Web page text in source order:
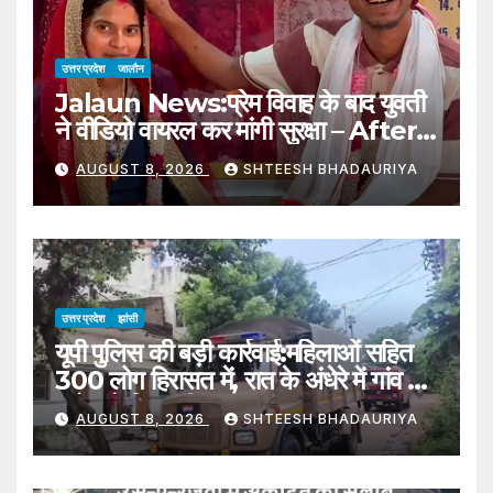
उत्तर प्रदेश जालौन
Jalaun News:प्रेम विवाह के बाद युवती
ने वीडियो वायरल कर मांगी सुरक्षा – After
A Love Marriage, A Young
Woman Sought Protection
By Making A Video Go Viral
AUGUST 8, 2026 SHTEESH BHADAURIYA
उत्तर प्रदेश झांसी
यूपी पुलिस की बड़ी कार्रवाई:महिलाओं सहित
300 लोग हिरासत में, रात के अंधेरे में गांव पर
ड्रोन से निगरानी – Police And
Cyber Crime Teams Conduct
Raids In The Katera Police
AUGUST 8, 2026 SHTEESH BHADAURIYA